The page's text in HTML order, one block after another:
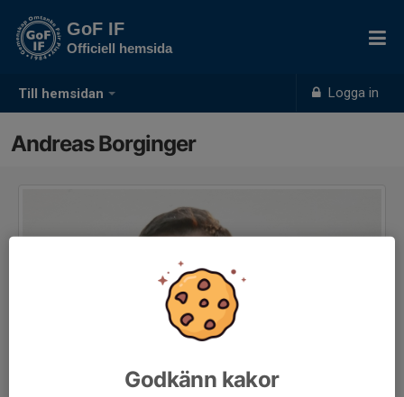
Till hemsidan Logga in
GoF IF
Officiell hemsida
Andreas Borginger
Godkänn kakor